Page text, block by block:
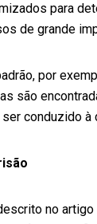
para
de grande
por
são
conduzido à
no